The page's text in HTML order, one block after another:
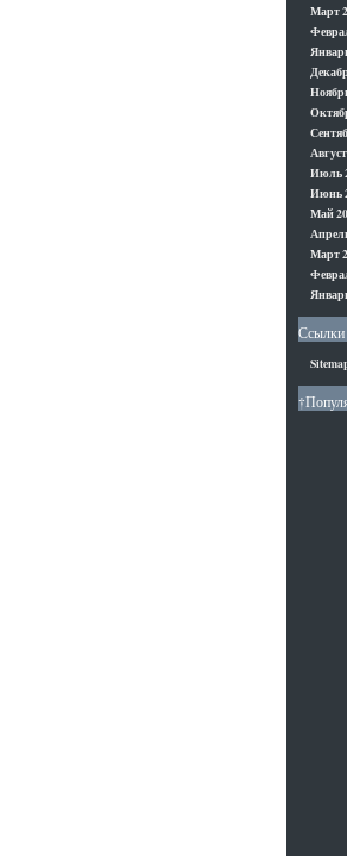
Март
Июль
Июнь
Май
Март
Ссылки